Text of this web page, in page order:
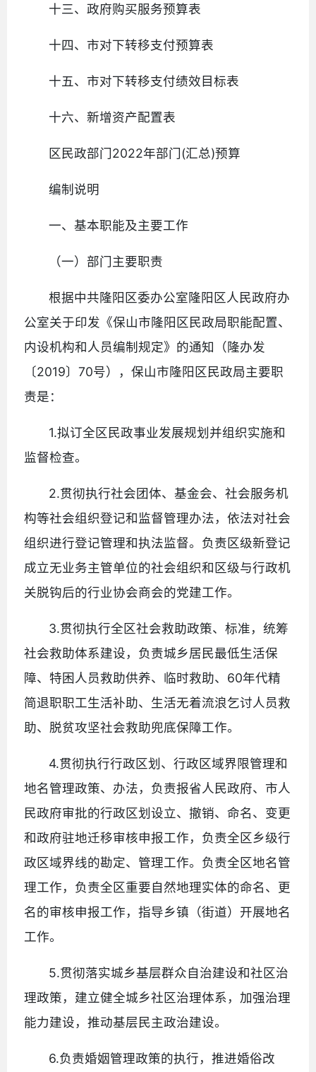
十三、政府购买服务预算表
十四、市对下转移支付预算表
十五、市对下转移支付绩效目标表
十六、新增资产配置表
区民政部门2022年部门(汇总)预算
编制说明
一、基本职能及主要工作
（一）部门主要职责
根据中共隆阳区委办公室隆阳区人民政府办
公室关于印发《保山市隆阳区民政局职能配置、
内设机构和人员编制规定》的通知（隆办发
〔2019〕70号），保山市隆阳区民政局主要职
责是：
1.拟订全区民政事业发展规划并组织实施和
监督检查。
2.贯彻执行社会团体、基金会、社会服务机
构等社会组织登记和监督管理办法，依法对社会
组织进行登记管理和执法监督。负责区级新登记
成立无业务主管单位的社会组织和区级与行政机
关脱钩后的行业协会商会的党建工作。
3.贯彻执行全区社会救助政策、标准，统筹
社会救助体系建设，负责城乡居民最低生活保
障、特困人员救助供养、临时救助、60年代精
简退职职工生活补助、生活无着流浪乞讨人员救
助、脱贫攻坚社会救助兜底保障工作。
4.贯彻执行行政区划、行政区域界限管理和
地名管理政策、办法，负责报省人民政府、市人
民政府审批的行政区划设立、撤销、命名、变更
和政府驻地迁移审核申报工作，负责全区乡级行
政区域界线的勘定、管理工作。负责全区地名管
理工作，负责全区重要自然地理实体的命名、更
名的审核申报工作，指导乡镇（街道）开展地名
工作。
5.贯彻落实城乡基层群众自治建设和社区治
理政策，建立健全城乡社区治理体系，加强治理
能力建设，推动基层民主政治建设。
6.负责婚姻管理政策的执行，推进婚俗改